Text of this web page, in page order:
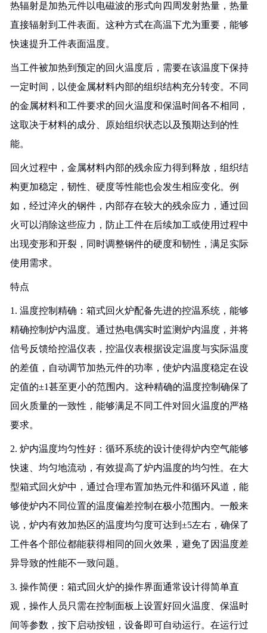
热辐射是加热元件以电磁波的形式向四周发射热量，热量
直接辐射到工件表面。这种方式在高温下尤为重要，能够
快速提升工件表面温度。
当工件被加热到预定的回火温度后，需要在该温度下保持
一定时间，以使金属材料内部的组织结构充分转变。不同
的金属材料和工件要求的回火温度和保温时间各不相同，
这取决于材料的成分、原始组织状态以及预期达到的性
能。
回火过程中，金属材料内部的残余应力得到释放，组织结
构更加稳定，韧性、硬度等性能也会发生相应变化。例
如，经过淬火的钢件，内部存在较大的残余应力，通过回
火可以消除这些应力，防止工件在后续加工或使用过程中
出现变形和开裂，同时调整钢件的硬度和韧性，满足实际
使用需求。
特点
1. 温度控制精确：箱式回火炉配备先进的控温系统，能够
精确控制炉内温度。通过热电偶实时监测炉内温度，并将
信号反馈给控温仪表，控温仪表根据设定温度与实际温度
的差值，自动调节加热元件的功率，使炉内温度稳定在设
定值的±1甚至更小的范围内。这种精确的温度控制确保了
回火质量的一致性，能够满足不同工件对回火温度的严格
要求。
2. 炉内温度均匀性好：循环系统的设计使得炉内空气能够
快速、均匀地流动，有效提高了炉内温度的均匀性。在大
型箱式回火炉中，通过合理布置加热元件和循环风道，能
够使炉内不同位置的温度偏差控制在极小范围内。一般来
说，炉内有效加热区的温度均匀度可达到±5左右，确保了
工件各个部位都能获得相同的回火效果，避免了因温度差
异导致的性能不一致问题。
3. 操作简便：箱式回火炉的操作界面通常设计得简单直
观，操作人员只需在控制面板上设置好回火温度、保温时
间等参数，按下启动按钮，设备即可自动运行。在运行过